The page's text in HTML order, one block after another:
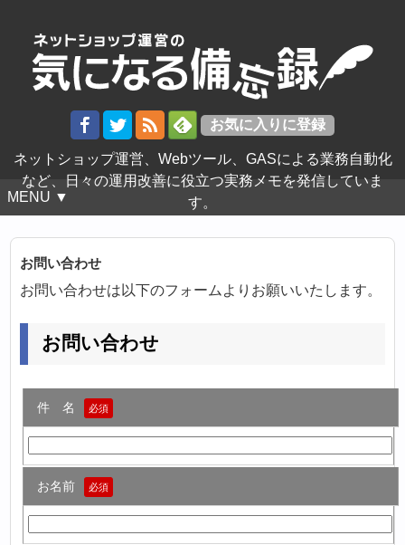
ネットショップ運営、Webツール、GASによる業務自動化
など、日々の運用改善に役立つ実務メモを発信していま
す。
MENU ▼
お問い合わせ
お問い合わせは以下のフォームよりお願いいたします。
お問い合わせ
件 名 必須
お名前 必須